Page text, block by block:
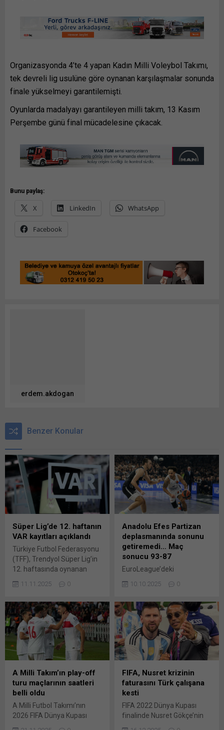
Organizasyonda 4’te 4 yapan Kadın Milli Voleybol Takımı,
tek devreli lig usulüne göre oynanan karşılaşmalar sonunda
finale yükselmeyi garantilemişti.
Oyunlarda madalyayı garantileyen milli takım, 13 Kasım
Perşembe günü final mücadelesine çıkacak.
Bunu paylaş:
X LinkedIn WhatsApp
Facebook
erdem.akdogan
Benzer Konular
Süper Lig’de 12. haftanın
VAR kayıtları açıklandı
Türkiye Futbol Federasyonu
(TFF), Trendyol Süper Lig’in
12. haftasında oynanan
kayıtlarını açıkladı. TFF,
oynanan karşılaşmaların
Video Yardımcı Hakem
(VAR) kayıtlarını Youtube
hesabından ses ve
görüntülü olarak paylaştı.
Videoda yer alan maçlar ve
alınan kararlar şöyle: – VAR:
Potansiyel gol öncesi ofsayt
için sahada inceleme...
11.11.2025 0
Anadolu Efes Partizan
deplasmanında sonunu
getiremedi… Maç
sonucu 93-87
EuroLeague’deki
hafta maçında konuk
Partizan’a 93-87 yenildi.
Lacivert-beyazlılar bu
sonuçla 2. yenilgisini aldı.
Anadolu Efes,
EuroLeague’in 3. haftasında
deplasmanda Sırp ekibi
Partizan’a 93-87 mağlup
oldu. Anadolu Efes’te
Cordinier’nin 24 sayısı
sahibi takım adına Brown’ın
24 sayısı galibiyette önemli
10.10.2025 0
A Milli Takım’ın play-off
turu maçlarının saatleri
belli oldu
A Milli Futbol Takımı’nın
2026 FIFA Dünya Kupası
FIFA, Nusret krizinin
faturasını Türk çalışana
kesti
FIFA 2022 Dünya Kupası
finalinde Nusret Gökçe’nin